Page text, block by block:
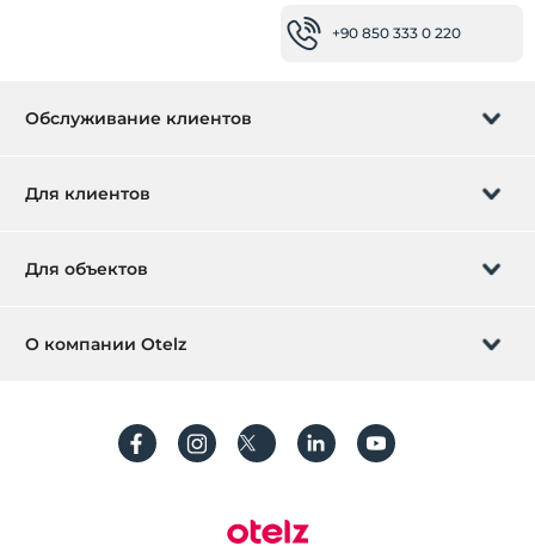
+90 850 333 0 220
Обслуживание клиентов
Часто задаваемые вопросы
Для клиентов
Подарочная карта
Зарегистрироваться
Для объектов
Добавьте ваш отель
О компании Otelz